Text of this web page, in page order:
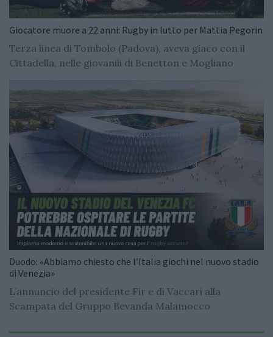
Giocatore muore a 22 anni: Rugby in lutto per Mattia Pegorin
Terza linea di Tombolo (Padova), aveva giaco con il
Cittadella, nelle giovanili di Benetton e Mogliano
Duodo: «Abbiamo chiesto che l’Italia giochi nel nuovo stadio
di Venezia»
L’annuncio del presidente Fir e di Vaccari alla
Scampata del Gruppo Bevanda Malamocco